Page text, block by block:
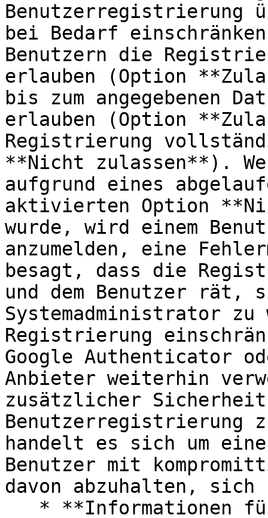
Benutzerregistrierung
bei Bedarf
Benutzern die
erlauben (Option
bis zum angegebenen
erlauben (Option
Registrierung
**Nicht zulassen**).
aufgrund eines
aktivierten Option
wurde, wird einem
anzumelden, eine
besagt, dass die
und dem Benutzer rät,
Systemadministrator zu
Registrierung
Google Authenticator
Anbieter weiterhin
zusätzlicher
Benutzerregistrierung
handelt es sich um eine
Benutzer mit
davon abzuhalten,